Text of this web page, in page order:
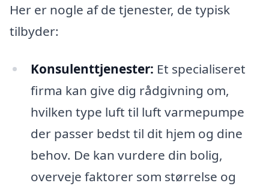
Her er nogle af de tjenester, de typisk
tilbyder:
Konsulenttjenester: Et specialiseret
firma kan give dig rådgivning om,
hvilken type luft til luft varmepumpe
der passer bedst til dit hjem og dine
behov. De kan vurdere din bolig,
overveje faktorer som størrelse og